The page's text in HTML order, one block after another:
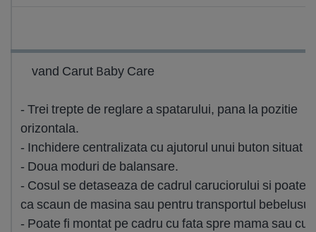
vand Carut Baby Care
- Trei trepte de reglare a spatarului, pana la pozitie
orizontala.
- Inchidere centralizata cu ajutorul unui buton situat
- Doua moduri de balansare.
- Cosul se detaseaza de cadrul caruciorului si poate
ca scaun de masina sau pentru transportul
- Poate fi montat pe cadru cu fata spre mama sau cu